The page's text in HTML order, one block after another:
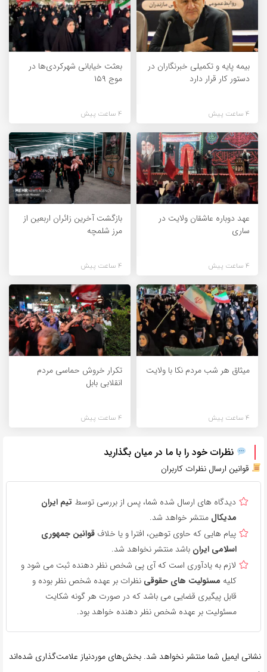
بیمه پایه و تکمیلی خبرنگاران در
دستور کار قرار دارد
4 ساعت پیش
بعثت خیابانی شهرکردی‌ها در
موج ۱۵۹
4 ساعت پیش
عهد دوباره عاشقان ولایت در
ساری
4 ساعت پیش
بازگشت آخرین زائران اربعین از
مرز شلمچه
4 ساعت پیش
میثاق هر شب مردم نکا با ولایت
4 ساعت پیش
تکرار خروش حماسی مردم
انقلابی بابل
4 ساعت پیش
نظرات خود را با ما در میان بگذارید
قوانین ارسال نظرات کاربران
دیدگاه های ارسال شده شما، پس از بررسی توسط تیم ایران
مدیکال منتشر خواهد شد.
پیام هایی که حاوی توهین، افترا و یا خلاف قوانین جمهوری
اسلامی ایران باشد منتشر نخواهد شد.
لازم به یادآوری است که آی پی شخص نظر دهنده ثبت می شود و
کلیه مسئولیت های حقوقی نظرات بر عهده شخص نظر بوده و
قابل پیگیری قضایی می باشد که در صورت هر گونه شکایت
مسئولیت بر عهده شخص نظر دهنده خواهد بود.
نشانی ایمیل شما منتشر نخواهد شد. بخش‌های موردنیاز علامت‌گذاری شده‌اند